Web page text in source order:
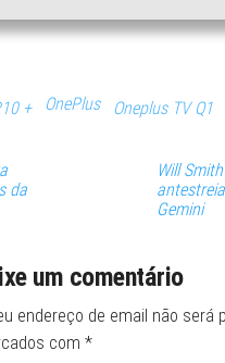
+ OnePlus Oneplus TV Q1
da
Will
Gemini
um comentário
endereço de email não será
com *